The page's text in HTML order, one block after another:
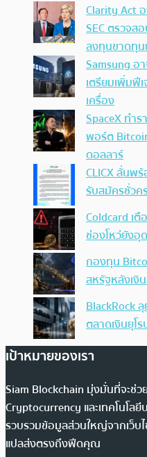
Clarity Act
SEC ตรวจส
ลงทุนขาดทุ
Samsung อ
เตรียมเพิ่มฟี
เครื่อง
SpaceX ทำ
พอร์ต
ดอลลาร์
CLICX ลั่นพ
รับสมัครชั่วค
Coldcard เ
ช่องโหว่ยังอุ
กองทุน
สหรัฐหลังเงิ
BlackRock
ตลาดเงินยุโ
เป้าหมายของเรา
Siam Blockchain มุ่งมั่นที่จะช่ว
Cryptocurrency และเทคโนโล
รวบรวมข้อมูลส่วนใหญ่จากเว็บไ
แปลส่งตรงถึงฟีดคุณ